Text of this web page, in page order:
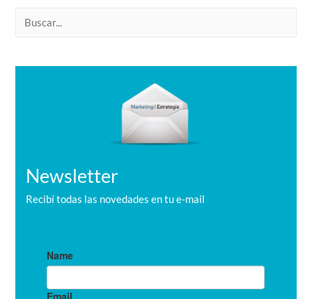
a
Newsletter
Recibí todas las novedades en tu e-mail